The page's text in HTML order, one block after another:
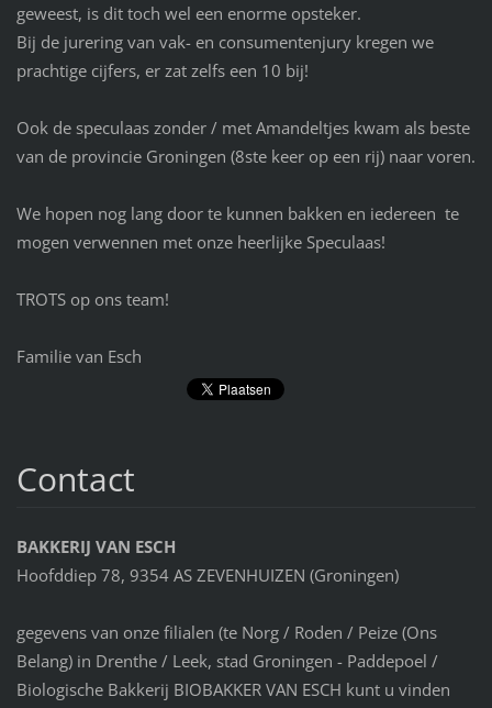
geweest, is dit toch wel een enorme opsteker.
Bij de jurering van vak- en consumentenjury kregen we
prachtige cijfers, er zat zelfs een 10 bij!
Ook de speculaas zonder / met Amandeltjes kwam als beste
van de provincie Groningen (8ste keer op een rij) naar voren.
We hopen nog lang door te kunnen bakken en iedereen te
mogen verwennen met onze heerlijke Speculaas!
TROTS op ons team!
Familie van Esch
Contact
BAKKERIJ VAN ESCH
Hoofddiep 78, 9354 AS ZEVENHUIZEN (Groningen)
gegevens van onze filialen (te Norg / Roden / Peize (Ons
Belang) in Drenthe / Leek, stad Groningen - Paddepoel /
Biologische Bakkerij BIOBAKKER VAN ESCH kunt u vinden